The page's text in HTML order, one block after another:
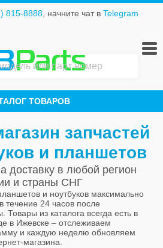
815-8888, начните чат в Telegram
Parts
ТОВАРОВ
запчастей
и планшетов
доставку в любой регион
и страны СНГ
и ноутбуков максимально
течение 24 часов после
Товары из каталога всегда есть в
в Ижевске – отслеживаем
и каждую неделю обновляем
магазина.